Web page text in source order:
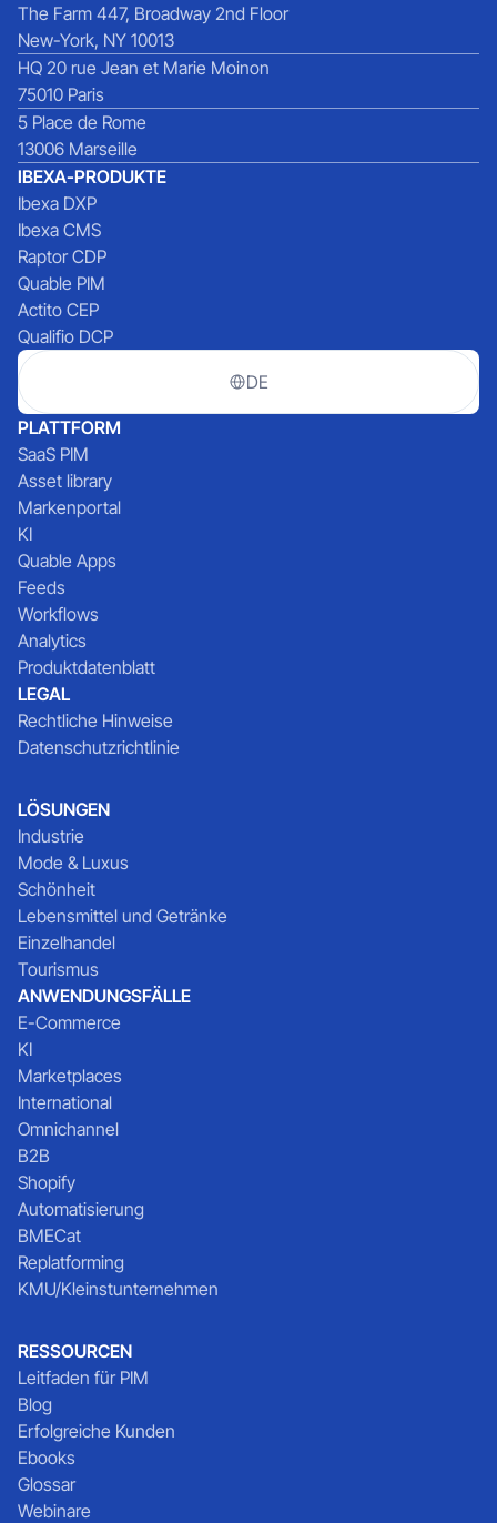
The Farm 447, Broadway 2nd Floor
New-York, NY 10013
HQ 20 rue Jean et Marie Moinon
75010 Paris
5 Place de Rome
13006 Marseille
IBEXA-PRODUKTE
Ibexa DXP
Ibexa CMS
Raptor CDP
Quable PIM
Actito CEP
Qualifio DCP
DE
PLATTFORM
SaaS PIM
Asset library
Markenportal
KI
Quable Apps
Feeds
Workflows
Analytics
Produktdatenblatt
LEGAL
Rechtliche Hinweise
Datenschutzrichtlinie
LÖSUNGEN
Industrie
Mode & Luxus
Schönheit
Lebensmittel und Getränke
Einzelhandel
Tourismus
ANWENDUNGSFÄLLE
E-Commerce
KI
Marketplaces
International
Omnichannel
B2B
Shopify
Automatisierung
BMECat
Replatforming
KMU/Kleinstunternehmen
RESSOURCEN
Leitfaden für PIM
Blog
Erfolgreiche Kunden
Ebooks
Glossar
Webinare